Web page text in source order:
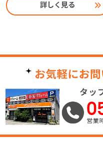
詳しく見る